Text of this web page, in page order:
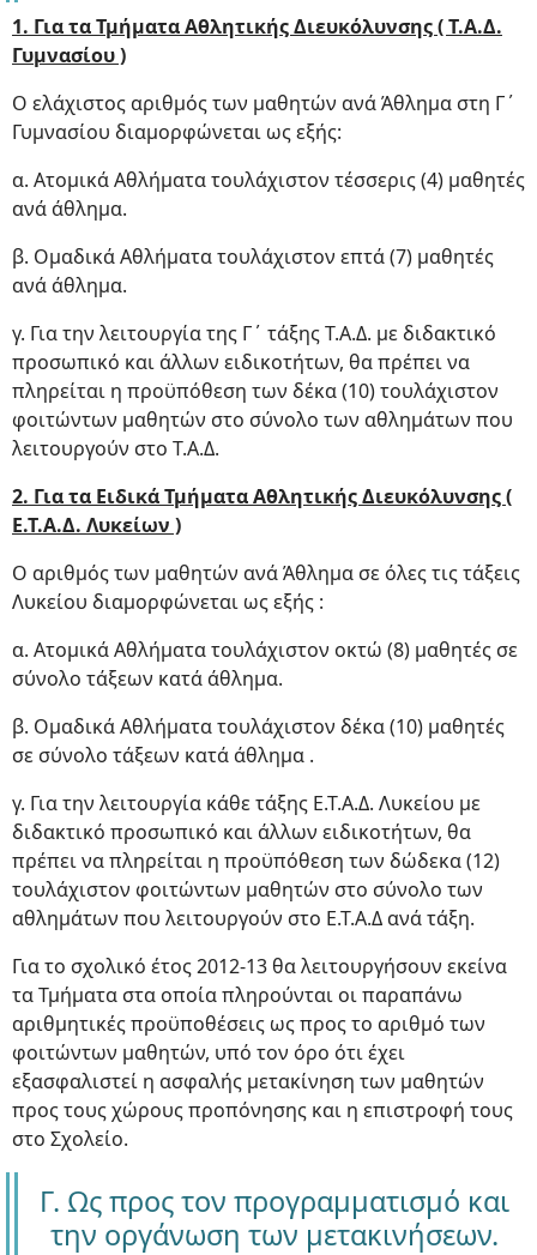
1. Για τα Τμήματα Αθλητικής Διευκόλυνσης ( Τ.Α.Δ.
Γυμνασίου )
Ο ελάχιστος αριθμός των μαθητών ανά Άθλημα στη Γ΄
Γυμνασίου διαμορφώνεται ως εξής:
α. Ατομικά Αθλήματα τουλάχιστον τέσσερις (4) μαθητές
ανά άθλημα.
β. Ομαδικά Αθλήματα τουλάχιστον επτά (7) μαθητές
ανά άθλημα.
γ. Για την λειτουργία της Γ΄ τάξης Τ.Α.Δ. με διδακτικό
προσωπικό και άλλων ειδικοτήτων, θα πρέπει να
πληρείται η προϋπόθεση των δέκα (10) τουλάχιστον
φοιτώντων μαθητών στο σύνολο των αθλημάτων που
λειτουργούν στο Τ.Α.Δ.
2. Για τα Ειδικά Τμήματα Αθλητικής Διευκόλυνσης (
Ε.Τ.Α.Δ. Λυκείων )
Ο αριθμός των μαθητών ανά Άθλημα σε όλες τις τάξεις
Λυκείου διαμορφώνεται ως εξής :
α. Ατομικά Αθλήματα τουλάχιστον οκτώ (8) μαθητές σε
σύνολο τάξεων κατά άθλημα.
β. Ομαδικά Αθλήματα τουλάχιστον δέκα (10) μαθητές
σε σύνολο τάξεων κατά άθλημα .
γ. Για την λειτουργία κάθε τάξης Ε.Τ.Α.Δ. Λυκείου με
διδακτικό προσωπικό και άλλων ειδικοτήτων, θα
πρέπει να πληρείται η προϋπόθεση των δώδεκα (12)
τουλάχιστον φοιτώντων μαθητών στο σύνολο των
αθλημάτων που λειτουργούν στο Ε.Τ.Α.Δ ανά τάξη.
Για το σχολικό έτος 2012-13 θα λειτουργήσουν εκείνα
τα Τμήματα στα οποία πληρούνται οι παραπάνω
αριθμητικές προϋποθέσεις ως προς το αριθμό των
φοιτώντων μαθητών, υπό τον όρο ότι έχει
εξασφαλιστεί η ασφαλής μετακίνηση των μαθητών
προς τους χώρους προπόνησης και η επιστροφή τους
στο Σχολείο.
Γ. Ως προς τον προγραμματισμό και
την οργάνωση των μετακινήσεων.